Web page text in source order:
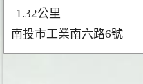
1.32公里
南投市工業南六路6號